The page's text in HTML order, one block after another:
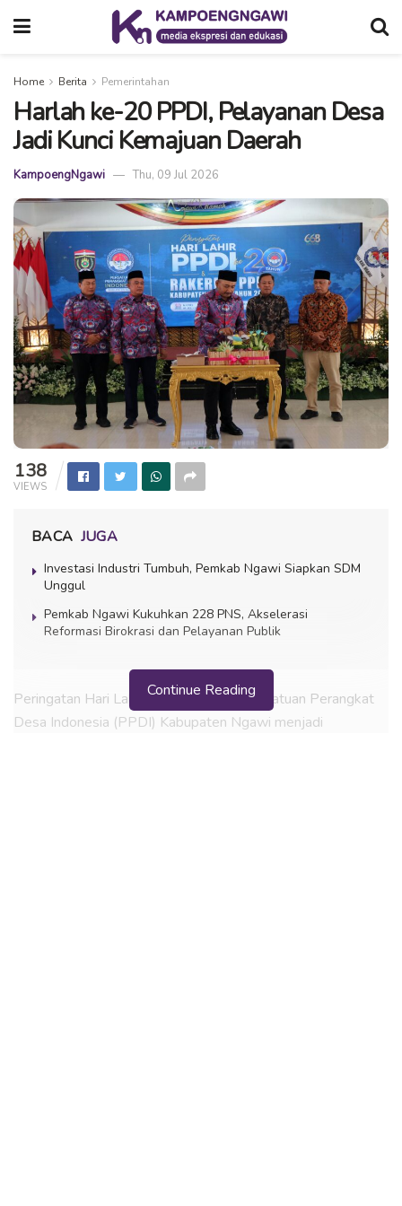
Home Berita Pemerintahan
Harlah ke-20 PPDI, Pelayanan Desa
Jadi Kunci Kemajuan Daerah
KampoengNgawi Thu, 09 Jul 2026
138
VIEWS
BACA JUGA
Investasi Industri Tumbuh, Pemkab Ngawi Siapkan SDM
Unggul
Pemkab Ngawi Kukuhkan 228 PNS, Akselerasi
Reformasi Birokrasi dan Pelayanan Publik
Peringatan Hari Lahir (Harlah) ke-20 Persatuan Perangkat
Desa Indonesia (PPDI) Kabupaten Ngawi menjadi
Continue Reading